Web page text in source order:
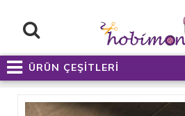
ÜRÜN ÇEŞİTLERİ